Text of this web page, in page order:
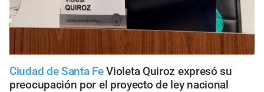
Ciudad de Santa Fe Violeta Quiroz expresó su
preocupación por el proyecto de ley nacional